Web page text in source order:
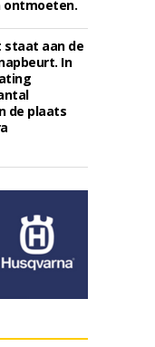
ontmoeten.
staat aan de
In
de plaats